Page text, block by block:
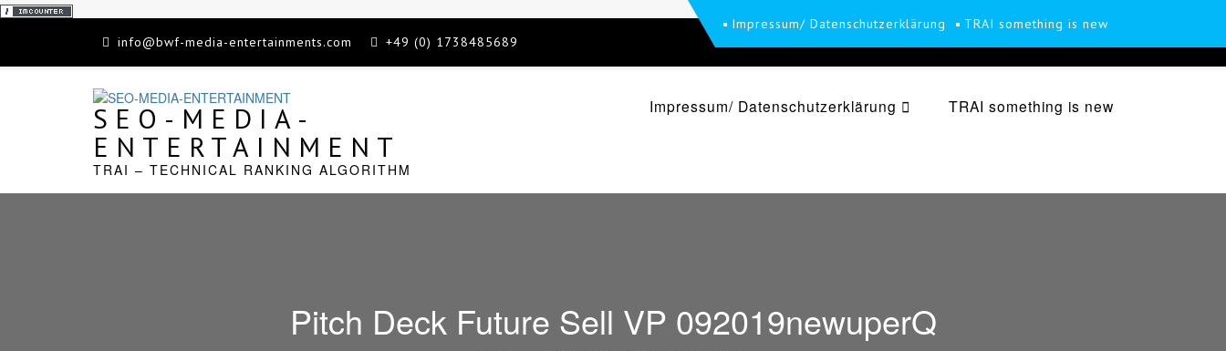
content
info@bwf-media-entertainments.com +49 (0) 1738485689
Impressum/ Datenschutzerklärung TRAI something is new
SEO-MEDIA-
ENTERTAINMENT
TRAI – TECHNICAL RANKING ALGORITHM
Impressum/ Datenschutzerklärung TRAI something is new
Pitch Deck Future Sell VP 092019newuperQ